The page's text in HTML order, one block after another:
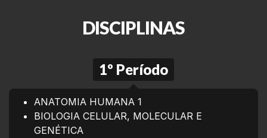
DISCIPLINAS
1º Período
ANATOMIA HUMANA 1
BIOLOGIA CELULAR, MOLECULAR E
GENÉTICA